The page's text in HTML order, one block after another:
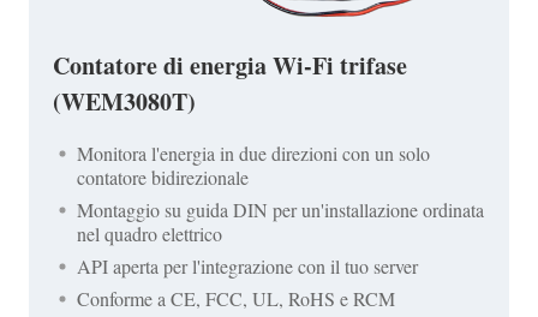
Contatore di energia Wi-Fi trifase
(WEM3080T)
Monitora l'energia in due direzioni con un solo
contatore bidirezionale
Montaggio su guida DIN per un'installazione ordinata
nel quadro elettrico
API aperta per l'integrazione con il tuo server
Conforme a CE, FCC, UL, RoHS e RCM